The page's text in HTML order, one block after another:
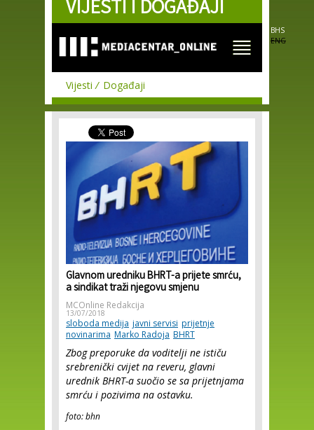
Skip to
main
VIJESTI I DOGAĐAJI
BHS
ENG
Vijesti Događaji
Glavnom uredniku BHRT-a prijete smrću,
a sindikat traži njegovu smjenu
MCOnline Redakcija
13/07/2018
sloboda medija javni servisi prijetnje
novinarima Marko Radoja BHRT
Zbog preporuke da voditelji ne ističu
srebrenički cvijet na reveru, glavni
urednik BHRT-a suočio se sa prijetnjama
smrću i pozivima na ostavku.
foto: bhn